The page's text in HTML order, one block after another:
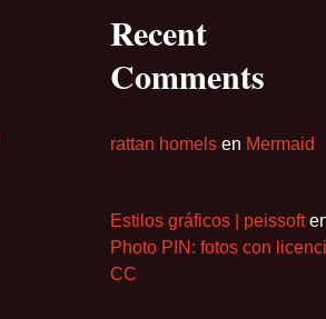
Recent
Comments
rattan homels en Mermaid
Estilos gráficos | peissoft
Photo PIN: fotos con
CC